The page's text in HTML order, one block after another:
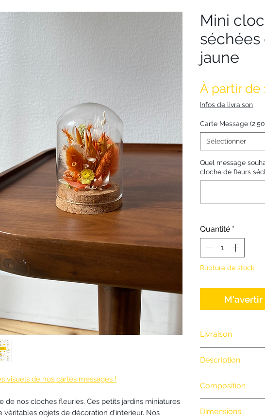
visuels de nos cartes messages !
de nos cloches fleuries. Ces petits jardins miniatures
véritables objets de décoration d'intérieur. Nos
Mini
jaune
À partir de
Infos de livraison
Carte Message
Sélectionner
Quel message
cloche de fleurs
Quantité *
Rupture de stock
M'avertir
Livraison
(Exclusivité Web
commande par
• Retrait en
• Livraison à
BiciCouriers
Description
Composition
Dimensions